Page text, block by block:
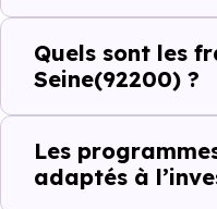
Quels sont les
Seine(92200) ?
Les
adaptés à